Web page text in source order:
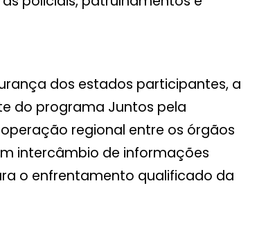
dos estados participantes, a
do programa Juntos pela
regional entre os órgãos
intercâmbio de informações
o enfrentamento qualificado da